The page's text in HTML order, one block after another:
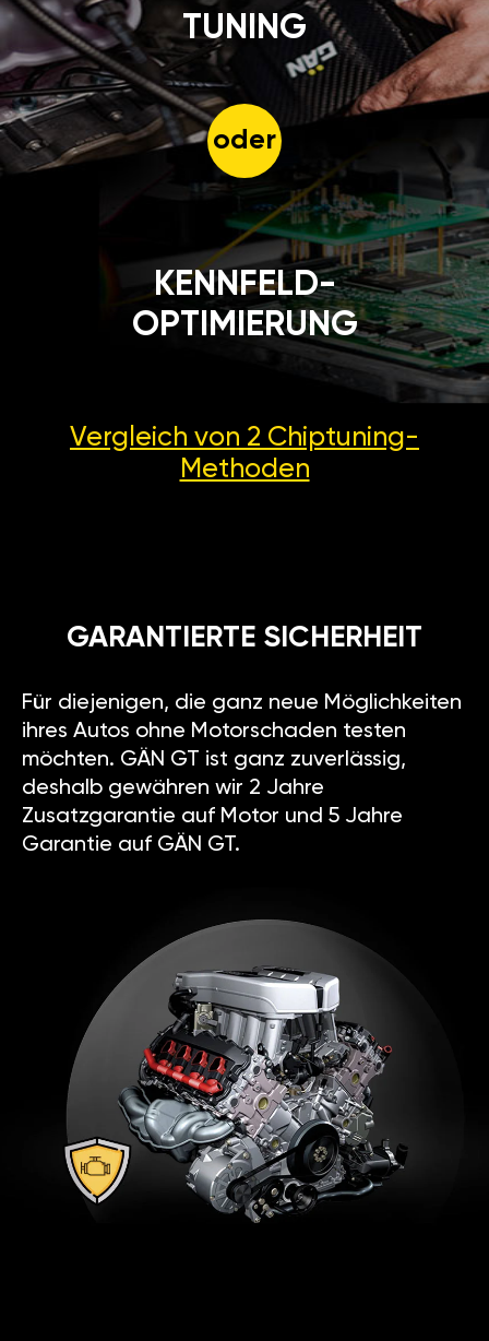
TUNING
oder
KENNFELD-
OPTIMIERUNG
Vergleich von 2 Chiptuning-
Methoden
GARANTIERTE SICHERHEIT
Für diejenigen, die ganz neue Möglichkeiten
ihres Autos ohne Motorschaden testen
möchten. GÄN GT ist ganz zuverlässig,
deshalb gewähren wir 2 Jahre
Zusatzgarantie auf Motor und 5 Jahre
Garantie auf GÄN GT.